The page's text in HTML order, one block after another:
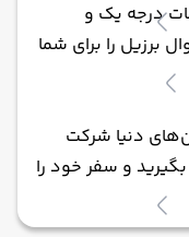
درجه یک و
برزیل را برای شما
دنیا شرکت
بگیرید و سفر خود را